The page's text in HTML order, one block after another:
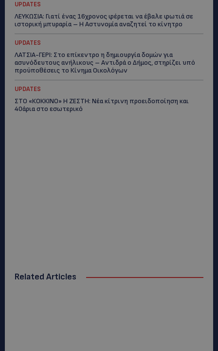
UPDATES
ΛΕΥΚΩΣΙΑ: Γιατί ένας 16χρονος φέρεται να έβαλε φωτιά σε
ιστορική μπυραρία – Η Αστυνομία αναζητεί το κίνητρο
UPDATES
ΛΑΤΣΙΑ-ΓΕΡΙ: Στο επίκεντρο η δημιουργία δομών για
ασυνόδευτους ανήλικους – Αντιδρά ο Δήμος, στηρίζει υπό
προϋποθέσεις το Κίνημα Οικολόγων
UPDATES
ΣΤΟ «ΚΟΚΚΙΝΟ» Η ΖΕΣΤΗ: Νέα κίτρινη προειδοποίηση και
40άρια στο εσωτερικό
Related Articles